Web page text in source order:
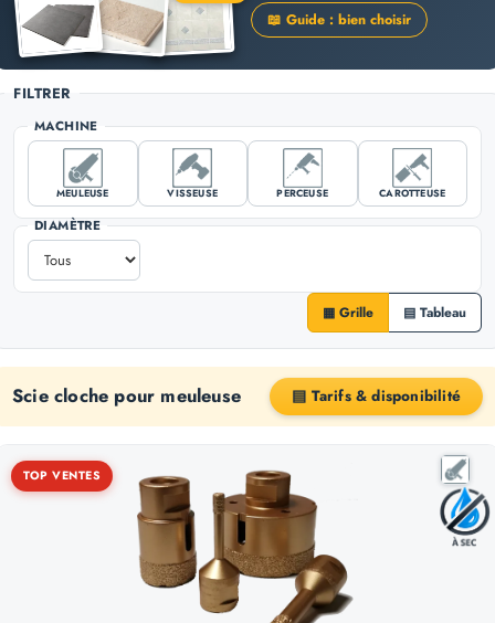
📖 Guide : bien choisir
FILTRER
MACHINE
MEULEUSE VISSEUSE PERCEUSE CAROTTEUSE
DIAMÈTRE
▦ Grille ▤ Tableau
Scie cloche pour meuleuse ▤ Tarifs & disponibilité
TOP VENTES